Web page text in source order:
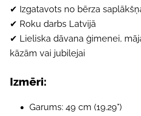
✔ Izgatavots no bērza
✔ Roku darbs Latvijā
✔ Lieliska dāvana ģimenei,
kāzām vai jubilejai
Izmēri:
Garums: 49 cm (19.29")